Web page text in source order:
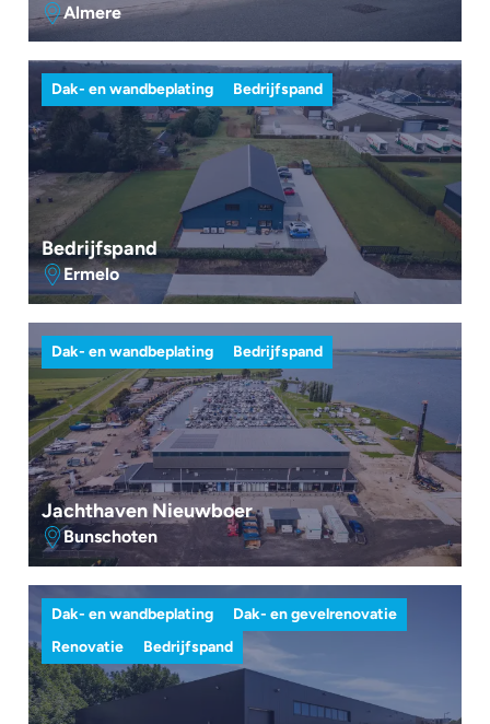
Almere
Dak- en wandbeplating Bedrijfspand
Bedrijfspand
Ermelo
Dak- en wandbeplating Bedrijfspand
Jachthaven Nieuwboer
Bunschoten
Dak- en wandbeplating
Dak- en gevelrenovatie
Renovatie
Bedrijfspand